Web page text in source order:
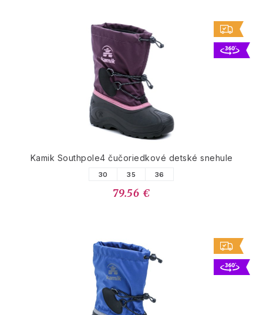
Kamik Southpole4 čučoriedkové detské snehule
30 35 36
79.56 €